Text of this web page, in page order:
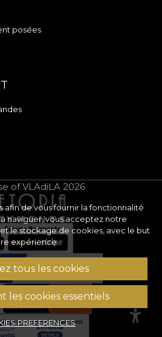
afin de vous fournir la fonctionnalité
naviguer, vous acceptez notre
le stockage de cookies, avec le but
expérience.
tous les cookies
les cookies essentiels
PREFERENCES
posées
of VLAdiLA 2026